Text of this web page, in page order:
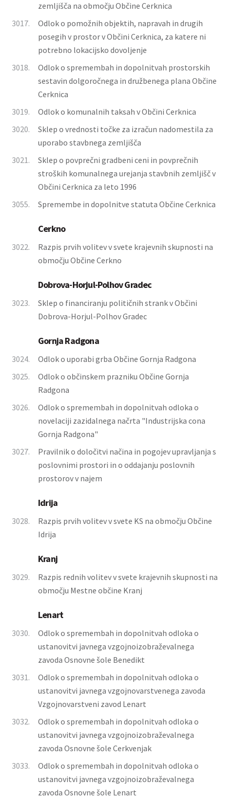
zemljišča na območju Občine Cerknica
3017.
Odlok o pomožnih objektih, napravah in drugih
posegih v prostor v Občini Cerknica, za katere ni
potrebno lokacijsko dovoljenje
3018.
Odlok o spremembah in dopolnitvah prostorskih
sestavin dolgoročnega in družbenega plana Občine
Cerknica
3019.
Odlok o komunalnih taksah v Občini Cerknica
3020.
Sklep o vrednosti točke za izračun nadomestila za
uporabo stavbnega zemljišča
3021.
Sklep o povprečni gradbeni ceni in povprečnih
stroških komunalnega urejanja stavbnih zemljišč v
Občini Cerknica za leto 1996
3055.
Spremembe in dopolnitve statuta Občine Cerknica
Cerkno
3022.
Razpis prvih volitev v svete krajevnih skupnosti na
območju Občine Cerkno
Dobrova-Horjul-Polhov Gradec
3023.
Sklep o financiranju političnih strank v Občini
Dobrova-Horjul-Polhov Gradec
Gornja Radgona
3024.
Odlok o uporabi grba Občine Gornja Radgona
3025.
Odlok o občinskem prazniku Občine Gornja
Radgona
3026.
Odlok o spremembah in dopolnitvah odloka o
novelaciji zazidalnega načrta "Industrijska cona
Gornja Radgona"
3027.
Pravilnik o določitvi načina in pogojev upravljanja s
poslovnimi prostori in o oddajanju poslovnih
prostorov v najem
Idrija
3028.
Razpis prvih volitev v svete KS na območju Občine
Idrija
Kranj
3029.
Razpis rednih volitev v svete krajevnih skupnosti na
območju Mestne občine Kranj
Lenart
3030.
Odlok o spremembah in dopolnitvah odloka o
ustanovitvi javnega vzgojnoizobraževalnega
zavoda Osnovne šole Benedikt
3031.
Odlok o spremembah in dopolnitvah odloka o
ustanovitvi javnega vzgojnovarstvenega zavoda
Vzgojnovarstveni zavod Lenart
3032.
Odlok o spremembah in dopolnitvah odloka o
ustanovitvi javnega vzgojnoizobraževalnega
zavoda Osnovne šole Cerkvenjak
3033.
Odlok o spremembah in dopolnitvah odloka o
ustanovitvi javnega vzgojnoizobraževalnega
zavoda Osnovne šole Lenart